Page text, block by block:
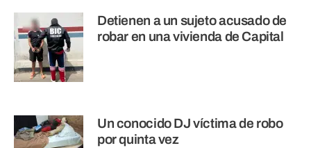
Detienen a un sujeto acusado de
robar en una vivienda de Capital
Un conocido DJ víctima de robo
por quinta vez